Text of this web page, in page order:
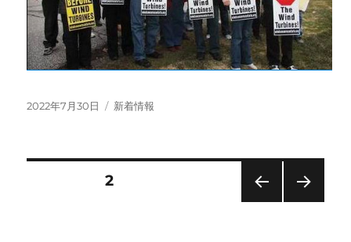
投
2022年7月30日
カ
新着情報
固定ページ2